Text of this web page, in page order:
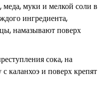
муки и мелкой соли в
ингредиента,
намазывают поверх
сока, на
каланхоэ и поверх крепят